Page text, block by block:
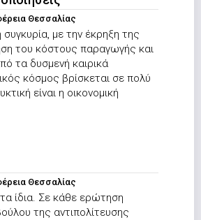
Θεσσαλίας
με την έκρηξη της
του κόστους παραγωγής και
τα δυσμενή καιρικά
κόσμος βρίσκεται σε πολύ
είναι η οικονομική
Θεσσαλίας
ίδια. Σε κάθε ερώτηση
της αντιπολίτευσης